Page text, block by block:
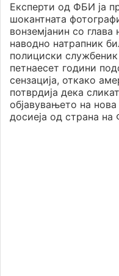
Експерти од ФБИ ја
шокантната
вонземјанин со
наводно натрапник
полициски
петнаесет години
сензација, откако
потврдија дека
објавувањето на
досиеја од страна